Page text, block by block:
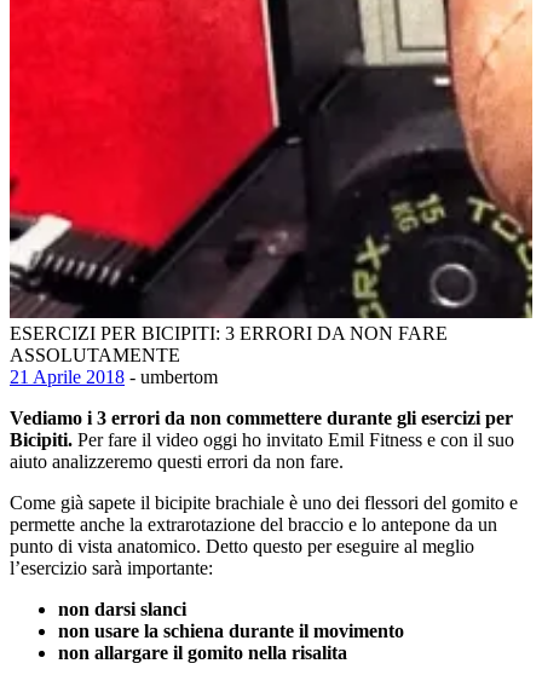
ESERCIZI PER BICIPITI: 3 ERRORI DA NON FARE
ASSOLUTAMENTE
21 Aprile 2018 - umbertom
Vediamo i 3 errori da non commettere durante gli esercizi per
Bicipiti. Per fare il video oggi ho invitato Emil Fitness e con il suo
aiuto analizzeremo questi errori da non fare.
Come già sapete il bicipite brachiale è uno dei flessori del gomito e
permette anche la extrarotazione del braccio e lo antepone da un
punto di vista anatomico. Detto questo per eseguire al meglio
l’esercizio sarà importante:
non darsi slanci
non usare la schiena durante il movimento
non allargare il gomito nella risalita